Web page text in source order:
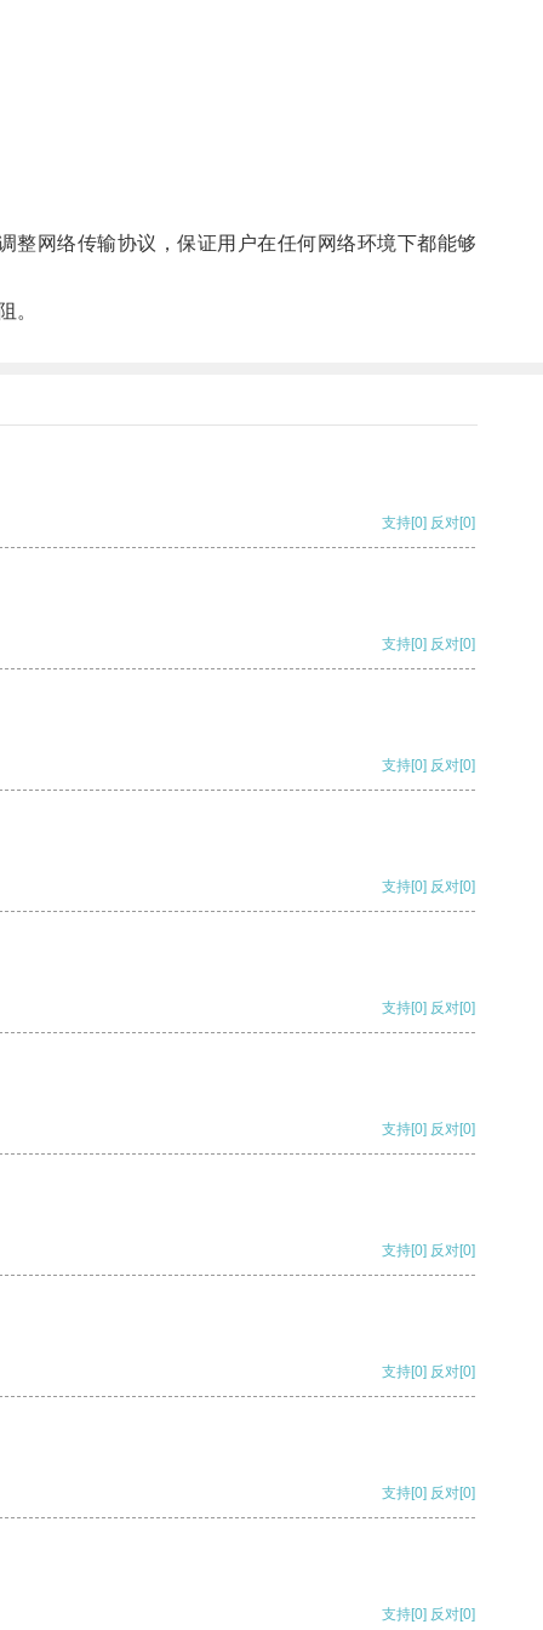
网络传输协议，保证用户在任何网络环境下都能够
。
支持[0] 反对[0]
支持[0] 反对[0]
支持[0] 反对[0]
支持[0] 反对[0]
支持[0] 反对[0]
支持[0] 反对[0]
支持[0] 反对[0]
支持[0] 反对[0]
支持[0] 反对[0]
支持[0] 反对[0]